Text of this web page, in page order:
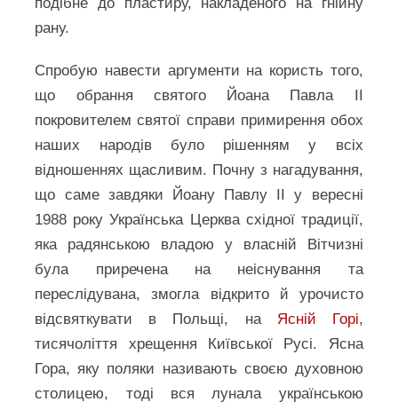
рану.
Спробую навести аргументи на користь того,
що обрання святого Йоана Павла ІІ
покровителем святої справи примирення обох
наших народів було рішенням у всіх
відношеннях щасливим. Почну з нагадування,
що саме завдяки Йоану Павлу ІІ у вересні
1988 року Українська Церква східної традиції,
яка радянською владою у власній Вітчизні
була приречена на неіснування та
переслідувана, змогла відкрито й урочисто
відсвяткувати в Польщі, на Ясній Горі,
тисячоліття хрещення Київської Русі. Ясна
Гора, яку поляки називають своєю духовною
столицею, тоді вся лунала українською